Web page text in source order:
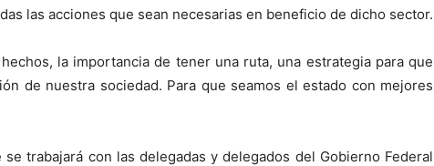
las acciones que sean necesarias en beneficio de dicho sector.
la importancia de tener una ruta, una estrategia para que
de nuestra sociedad. Para que seamos el estado con mejores
trabajará con las delegadas y delegados del Gobierno Federal